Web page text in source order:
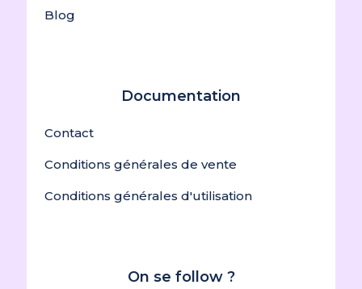
Blog
Documentation
Contact
Conditions générales de vente
Conditions générales d'utilisation
On se follow ?